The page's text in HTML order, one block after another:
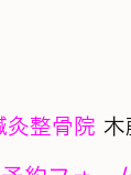
灸整骨院 木